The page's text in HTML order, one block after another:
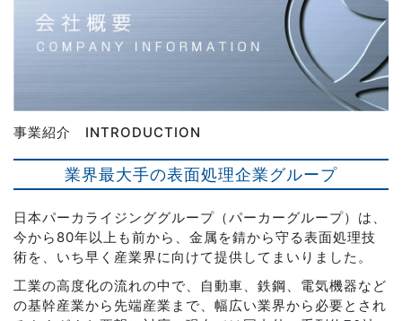
事業紹介 INTRODUCTION
業界最大手の表面処理企業グループ
日本パーカライジンググループ（パーカーグループ）は、
今から80年以上も前から、金属を錆から守る表面処理技
術を、いち早く産業界に向けて提供してまいりました。
工業の高度化の流れの中で、自動車、鉄鋼、電気機器など
の基幹産業から先端産業まで、幅広い業界から必要とされ